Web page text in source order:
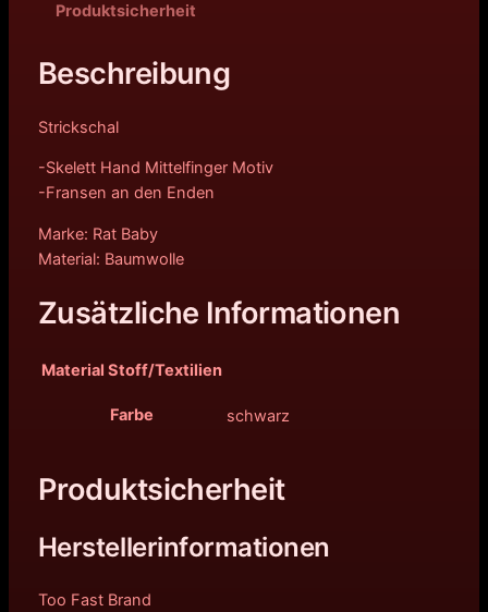
Produktsicherheit
Beschreibung
Strickschal
-Skelett Hand Mittelfinger Motiv
-Fransen an den Enden
Marke: Rat Baby
Material: Baumwolle
Zusätzliche Informationen
Material Stoff/Textilien
Farbe schwarz
Produktsicherheit
Herstellerinformationen
Too Fast Brand